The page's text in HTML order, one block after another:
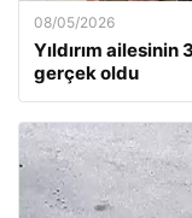
08/05/2026
Yıldırım
gerçek oldu